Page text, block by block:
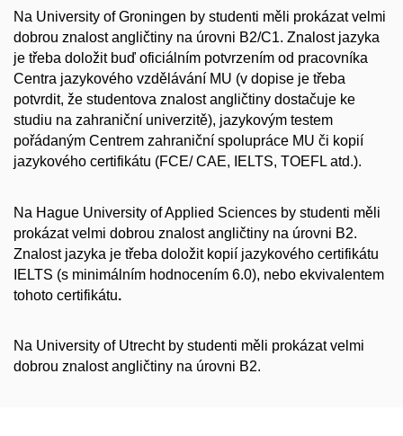
Na University of Groningen by studenti měli prokázat velmi
dobrou znalost angličtiny na úrovni B2/C1. Znalost jazyka
je třeba doložit buď oficiálním potvrzením od pracovníka
Centra jazykového vzdělávání MU (v dopise je třeba
potvrdit, že studentova znalost angličtiny dostačuje ke
studiu na zahraniční univerzitě), jazykovým testem
pořádaným Centrem zahraniční spolupráce MU či kopií
jazykového certifikátu (FCE/ CAE, IELTS, TOEFL atd.).
Na Hague University of Applied Sciences by studenti měli
prokázat velmi dobrou znalost angličtiny na úrovni B2.
Znalost jazyka je třeba doložit kopií jazykového certifikátu
IELTS (s minimálním hodnocením 6.0), nebo ekvivalentem
tohoto certifikátu.
Na University of Utrecht by studenti měli prokázat velmi
dobrou znalost angličtiny na úrovni B2.